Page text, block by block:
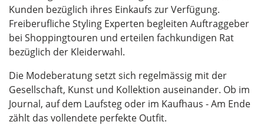
Kunden bezüglich ihres Einkaufs zur Verfügung.
Freiberufliche Styling Experten begleiten Auftraggeber
bei Shoppingtouren und erteilen fachkundigen Rat
bezüglich der Kleiderwahl.
Die Modeberatung setzt sich regelmässig mit der
Gesellschaft, Kunst und Kollektion auseinander. Ob im
Journal, auf dem Laufsteg oder im Kaufhaus - Am Ende
zählt das vollendete perfekte Outfit.